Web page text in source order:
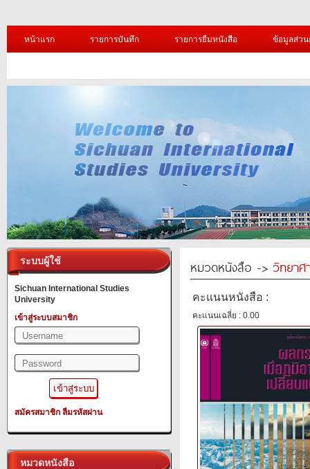
หน้าแรก รายการบันทึก รายการยืมหนังสือ ข้อมูลส่ว
ระบบผู้ใช้
Sichuan International Studies
University
เข้าสู่ระบบสมาชิก
สมัครสมาชิก ลืมรหัสผ่าน
หมวดหนังสือ
หมวดหนังสือ -> วิทยาศ
คะแนนหนังสือ :
คะแนนเฉลี่ย : 0.00